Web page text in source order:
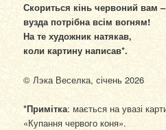
Скориться кінь червоний вам –
вузда потрібна всім вогням!
На те художник натякав,
коли картину написав*.
© Лэка Веселка, січень 2026
*Примітка: мається на увазі
«Купання червого коня».